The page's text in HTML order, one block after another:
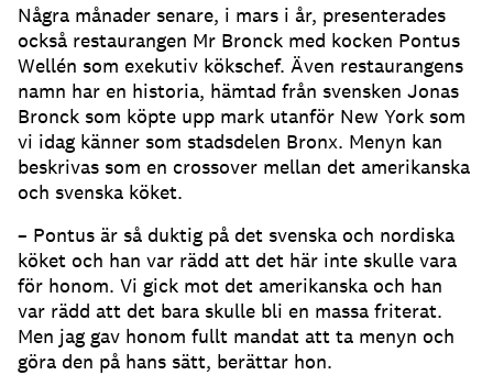
Några månader senare, i mars i år, presenterades
också restaurangen Mr Bronck med kocken Pontus
Wellén som exekutiv kökschef. Även restaurangens
namn har en historia, hämtad från svensken Jonas
Bronck som köpte upp mark utanför New York som
vi idag känner som stadsdelen Bronx. Menyn kan
beskrivas som en crossover mellan det amerikanska
och svenska köket.
– Pontus är så duktig på det svenska och nordiska
köket och han var rädd att det här inte skulle vara
för honom. Vi gick mot det amerikanska och han
var rädd att det bara skulle bli en massa friterat.
Men jag gav honom fullt mandat att ta menyn och
göra den på hans sätt, berättar hon.